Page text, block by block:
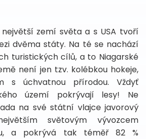
zemí světa a s USA tvoří
dvěma státy. Na té se nachází
turistických cílů, a to Niagarské
není jen tzv. kolébkou hokeje,
s úchvatnou přírodou. Vždyť
území pokrývají lesy! Ne
na své státní vlajce javorový
světovým vývozcem
a pokrývá tak téměř 82 %